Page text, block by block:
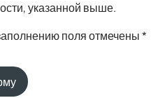
указанной выше.
поля отмечены *